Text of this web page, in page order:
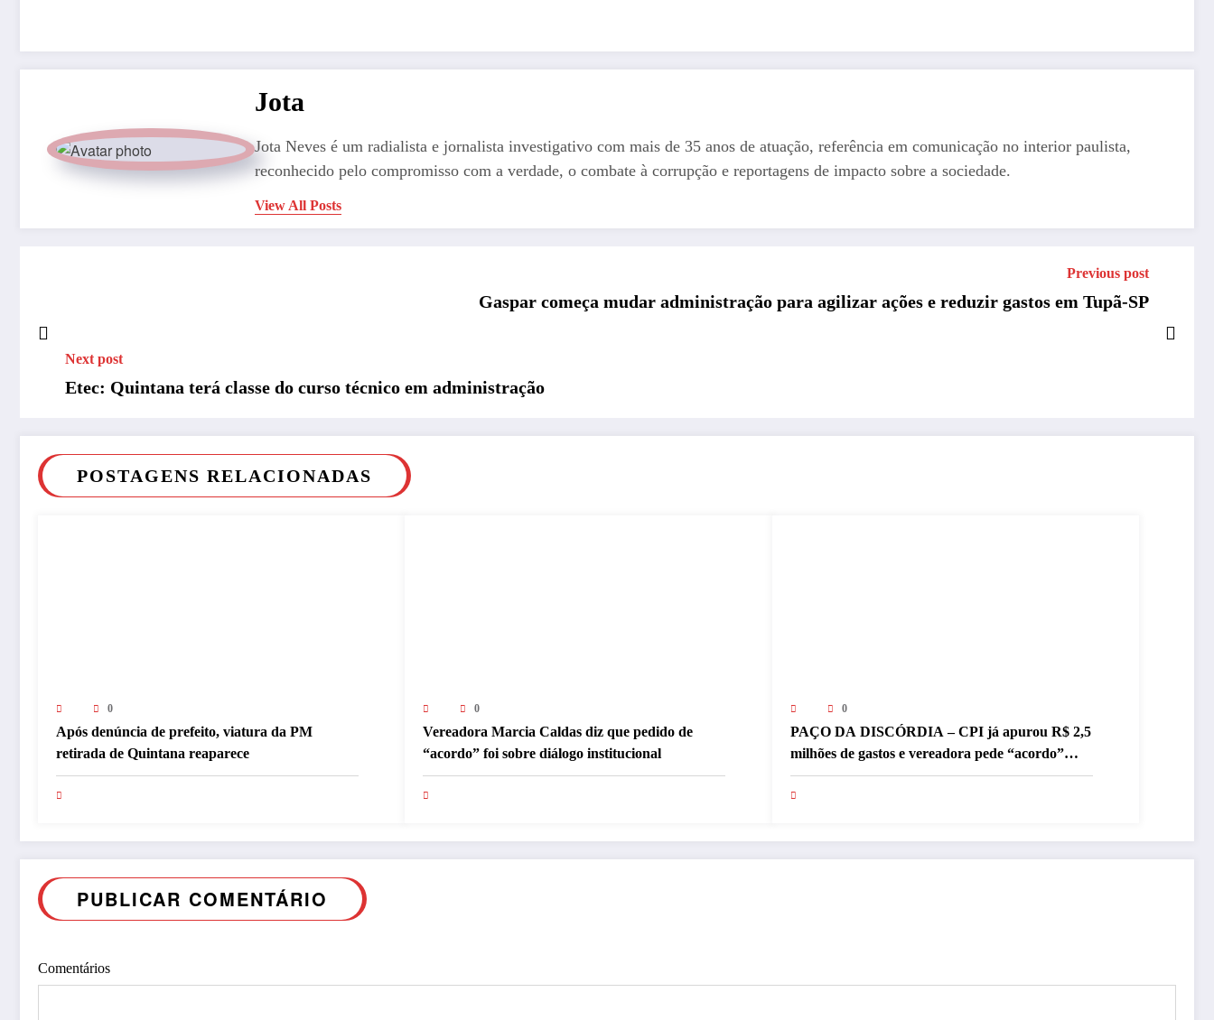
Jota
Jota Neves é um radialista e jornalista investigativo com mais de 35 anos de atuação, referência em comunicação no interior paulista,
reconhecido pelo compromisso com a verdade, o combate à corrupção e reportagens de impacto sobre a sociedade.
View All Posts
Previous post
Gaspar começa mudar administração para agilizar ações e reduzir gastos em Tupã-SP
Next post
Etec: Quintana terá classe do curso técnico em administração
POSTAGENS RELACIONADAS
0
Após denúncia de prefeito, viatura da PM
retirada de Quintana reaparece
0
Vereadora Marcia Caldas diz que pedido de
“acordo” foi sobre diálogo institucional
0
PAÇO DA DISCÓRDIA – CPI já apurou R$ 2,5
milhões de gastos e vereadora pede “acordo”
para aprovar R$ 9,5 milhões
PUBLICAR COMENTÁRIO
Comentários